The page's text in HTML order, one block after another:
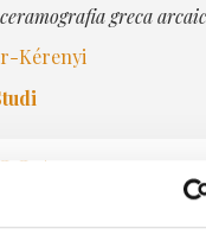
greca
Kérenyi
of Memory